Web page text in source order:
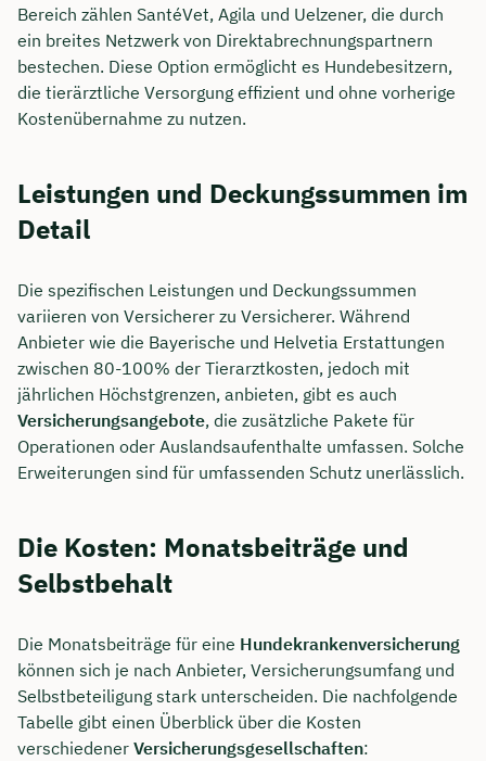
Bereich zählen SantéVet, Agila und Uelzener, die durch
ein breites Netzwerk von Direktabrechnungspartnern
bestechen. Diese Option ermöglicht es Hundebesitzern,
die tierärztliche Versorgung effizient und ohne vorherige
Kostenübernahme zu nutzen.
Leistungen und Deckungssummen im
Detail
Die spezifischen Leistungen und Deckungssummen
variieren von Versicherer zu Versicherer. Während
Anbieter wie die Bayerische und Helvetia Erstattungen
zwischen 80-100% der Tierarztkosten, jedoch mit
jährlichen Höchstgrenzen, anbieten, gibt es auch
Versicherungsangebote, die zusätzliche Pakete für
Operationen oder Auslandsaufenthalte umfassen. Solche
Erweiterungen sind für umfassenden Schutz unerlässlich.
Die Kosten: Monatsbeiträge und
Selbstbehalt
Die Monatsbeiträge für eine Hundekrankenversicherung
können sich je nach Anbieter, Versicherungsumfang und
Selbstbeteiligung stark unterscheiden. Die nachfolgende
Tabelle gibt einen Überblick über die Kosten
verschiedener Versicherungsgesellschaften: